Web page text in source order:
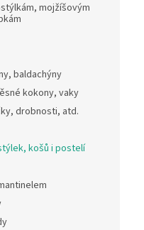
mojžíšovým
baldachýny
kokony, vaky
drobnosti, atd.
košů i postelí